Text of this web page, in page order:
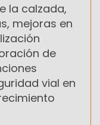
la calzada,
mejoras en
de
vial en